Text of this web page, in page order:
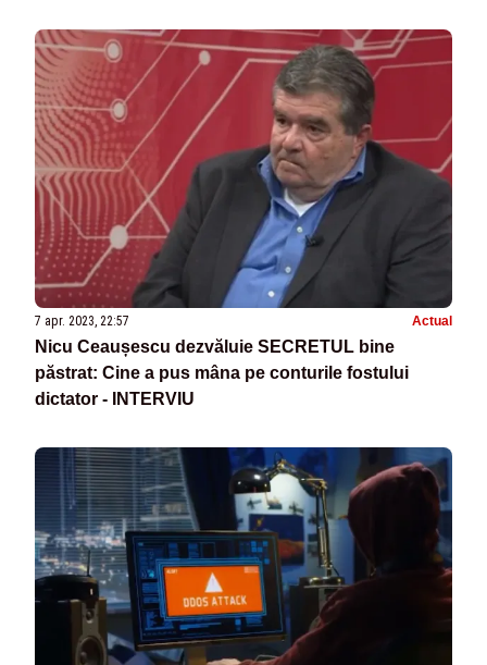
7 apr. 2023, 22:57 Actual
Nicu Ceaușescu dezvăluie SECRETUL bine
păstrat: Cine a pus mâna pe conturile fostului
dictator - INTERVIU